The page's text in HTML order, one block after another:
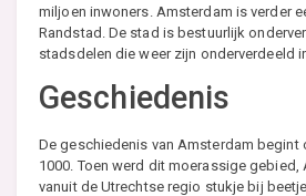
miljoen inwoners. Amsterdam is verder
Randstad. De stad is bestuurlijk
stadsdelen die weer zijn onderverdeeld
Geschiedenis
De geschiedenis van Amsterdam begint
1000. Toen werd dit moerassige gebied,
vanuit de Utrechtse regio stukje bij